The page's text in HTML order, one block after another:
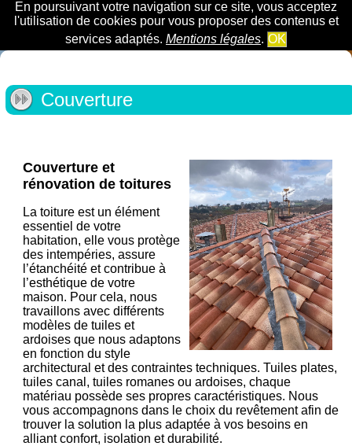
En poursuivant votre navigation sur ce site, vous acceptez
l'utilisation de cookies pour vous proposer des contenus et
services adaptés. Mentions légales. OK
Couverture
Couverture et
rénovation de toitures
La toiture est un élément
essentiel de votre
habitation, elle vous protège
des intempéries, assure
l’étanchéité et contribue à
l’esthétique de votre
maison. Pour cela, nous
travaillons avec différents
modèles de tuiles et
ardoises que nous adaptons
en fonction du style
architectural et des contraintes techniques. Tuiles plates,
tuiles canal, tuiles romanes ou ardoises, chaque
matériau possède ses propres caractéristiques. Nous
vous accompagnons dans le choix du revêtement afin de
trouver la solution la plus adaptée à vos besoins en
alliant confort, isolation et durabilité.